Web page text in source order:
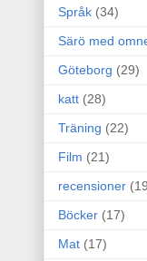
Språk (34)
Särö med
Göteborg (29)
katt (28)
Träning (22)
Film (21)
recensioner
Böcker (17)
Mat (17)